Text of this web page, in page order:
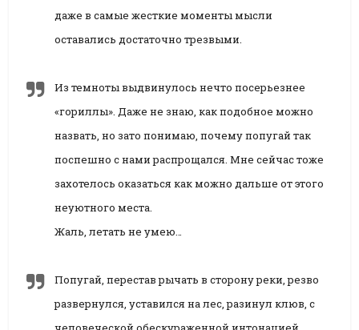
даже в самые жесткие моменты мысли
оставались достаточно трезвыми.
Из темноты выдвинулось нечто посерьезнее
«гориллы». Даже не знаю, как подобное можно
назвать, но зато понимаю, почему попугай так
поспешно с нами распрощался. Мне сейчас тоже
захотелось оказаться как можно дальше от этого
неуютного места.
Жаль, летать не умею…
Попугай, перестав рычать в сторону реки, резво
развернулся, уставился на лес, разинул клюв, с